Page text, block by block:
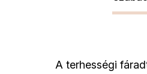
A terhességi